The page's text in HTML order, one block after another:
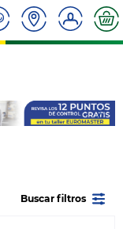
Buscar filtros